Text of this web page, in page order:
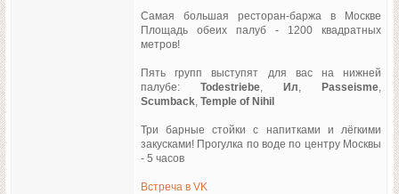
Самая большая ресторан-баржа в Москве
Площадь обеих палуб - 1200 квадратных
метров!
Пять групп выступят для вас на нижней
палубе: Todestriebe Ил Passeisme
Scumback Temple of Nihil
Три барные стойки с напитками и лёгкими
закусками! Прогулка по воде по центру Москвы
- 5 часов
Встреча в VK